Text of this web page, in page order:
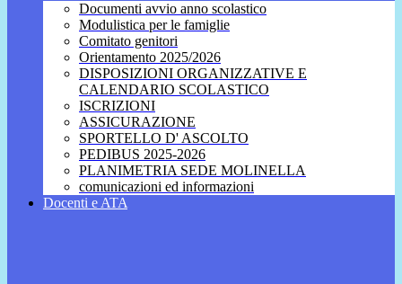
Documenti avvio anno scolastico
Modulistica per le famiglie
Comitato genitori
Orientamento 2025/2026
DISPOSIZIONI ORGANIZZATIVE E
CALENDARIO SCOLASTICO
ISCRIZIONI
ASSICURAZIONE
SPORTELLO D' ASCOLTO
PEDIBUS 2025-2026
PLANIMETRIA SEDE MOLINELLA
comunicazioni ed informazioni
Docenti e ATA